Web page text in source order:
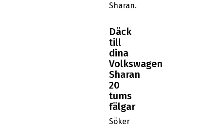
Sharan.
Däck
till
dina
Volkswagen
Sharan
20
tums
fälgar
Söker